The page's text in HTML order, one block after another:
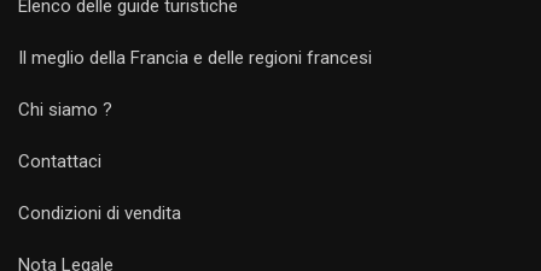
Elenco delle guide turistiche
Il meglio della Francia e delle regioni francesi
Chi siamo ?
Contattaci
Condizioni di vendita
Nota Legale